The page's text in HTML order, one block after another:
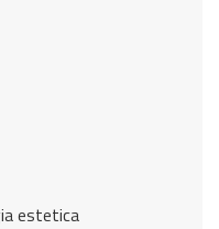
estetica